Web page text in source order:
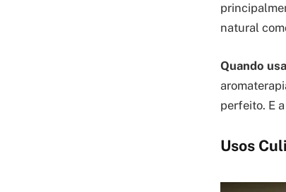
natural
Quando
perfeito. E
Usos